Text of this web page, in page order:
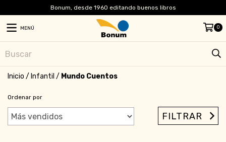
Bonum, desde 1960 editando buenos libros
MENÚ 0
Inicio / Infantil / Mundo Cuentos
Ordenar por
FILTRAR